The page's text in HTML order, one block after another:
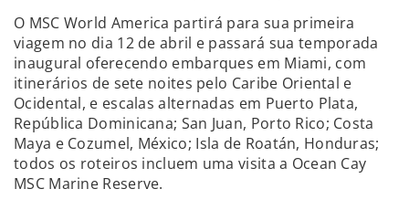
O MSC World America partirá para sua primeira
viagem no dia 12 de abril e passará sua temporada
inaugural oferecendo embarques em Miami, com
itinerários de sete noites pelo Caribe Oriental e
Ocidental, e escalas alternadas em Puerto Plata,
República Dominicana; San Juan, Porto Rico; Costa
Maya e Cozumel, México; Isla de Roatán, Honduras;
todos os roteiros incluem uma visita a Ocean Cay
MSC Marine Reserve.